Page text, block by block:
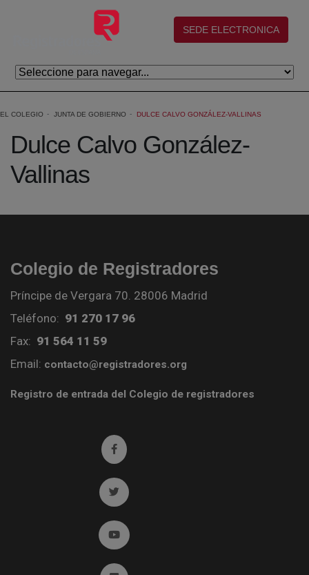
Saltar al contenido principal
(abre en nueva ventana)
SEDE ELECTRONICA
EL COLEGIO JUNTA DE GOBIERNO DULCE CALVO GONZÁLEZ-VALLINAS
Dulce Calvo González-
Vallinas
Colegio de Registradores
Príncipe de Vergara 70. 28006 Madrid
Teléfono: 91 270 17 96
Fax: 91 564 11 59
Email: contacto@registradores.org
Registro de entrada del Colegio de registradores
Ir a facebook (abre en ventana nueva)
Ir a twitter (abre en ventana nueva)
Ir a YouTube (abre en ventana nueva)